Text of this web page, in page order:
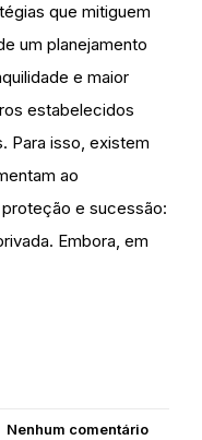
que mitiguem
um planejamento
e maior
estabelecidos
Para isso, existem
ao
e sucessão:
Embora, em
Nenhum comentário